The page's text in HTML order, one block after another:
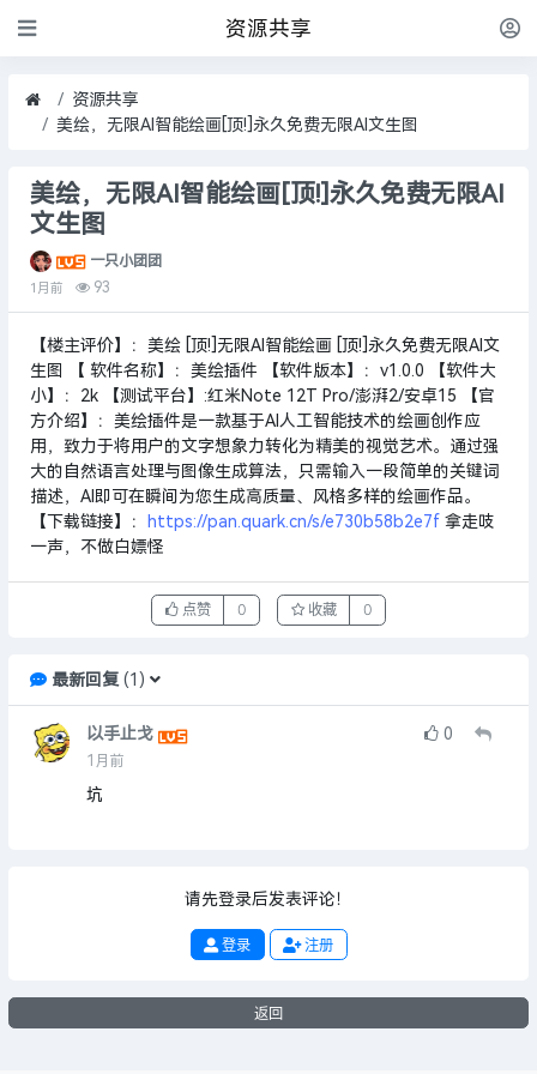
资源共享
资源共享
美绘，无限AI智能绘画[顶!]永久免费无限AI文生图
美绘，无限AI智能绘画[顶!]永久免费无限AI
文生图
一只小团团
1月前 93
【楼主评价】：美绘 [顶!]无限AI智能绘画 [顶!]永久免费无限AI文
生图 【 软件名称】：美绘插件 【软件版本】：v1.0.0 【软件大
小】：2k 【测试平台】:红米Note 12T Pro/澎湃2/安卓15 【官
方介绍】：美绘插件是一款基于AI人工智能技术的绘画创作应
用，致力于将用户的文字想象力转化为精美的视觉艺术。通过强
大的自然语言处理与图像生成算法，只需输入一段简单的关键词
描述，AI即可在瞬间为您生成高质量、风格多样的绘画作品。
【下载链接】：
https://pan.quark.cn/s/e730b58b2e7f 拿走吱
一声，不做白嫖怪
点赞 0 收藏 0
最新回复(1 )
以手止戈
1月前
0
坑
请先登录后发表评论！
登录 注册
返回